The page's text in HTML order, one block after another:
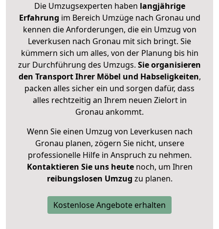
Die Umzugsexperten haben langjährige
Erfahrung im Bereich Umzüge nach Gronau und
kennen die Anforderungen, die ein Umzug von
Leverkusen nach Gronau mit sich bringt. Sie
kümmern sich um alles, von der Planung bis hin
zur Durchführung des Umzugs. Sie organisieren
den Transport Ihrer Möbel und Habseligkeiten,
packen alles sicher ein und sorgen dafür, dass
alles rechtzeitig an Ihrem neuen Zielort in
Gronau ankommt.
Wenn Sie einen Umzug von Leverkusen nach
Gronau planen, zögern Sie nicht, unsere
professionelle Hilfe in Anspruch zu nehmen.
Kontaktieren Sie uns heutenoch, um Ihren
reibungslosen Umzug zu planen.
Kostenlose Angebote erhalten